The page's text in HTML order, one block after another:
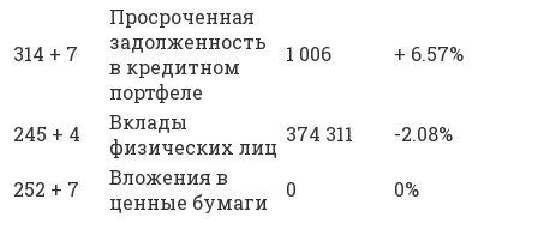
314 + 7
Просроченная
задолженность
в кредитном
портфеле
1 006 + 6.57%
245 + 4
Вклады
физических лиц
374 311 -2.08%
252 + 7
Вложения в
ценные бумаги
0 0%